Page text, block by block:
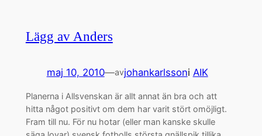
Lägg av Anders
maj 10, 2010—avjohankarlssoni AIK
Planerna i Allsvenskan är allt annat än bra och att
hitta något positivt om dem har varit stört omöjligt.
Fram till nu. För nu hotar (eller man kanske skulle